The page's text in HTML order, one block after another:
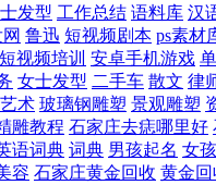
发型 工作总结 语料库 汉
鲁迅 短视频剧本 ps素材
短视频培训 安卓手机游戏
女士发型 二手车 散文 律
术 玻璃钢雕塑 景观雕塑
雕教程 石家庄去痣哪里好
语词典 词典 男孩起名 女
容 石家庄黄金回收 黄金